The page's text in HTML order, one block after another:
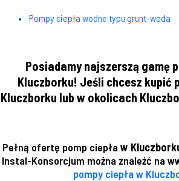
Pompy ciepła wodne typu grunt-woda
Posiadamy najszerszą gamę
Kluczborku! Jeśli chcesz kupić
Kluczborku lub w okolicach
Pełną ofertę pomp ciepław
Instal-Konsorcjum można znaleźć na
pompy ciepła w